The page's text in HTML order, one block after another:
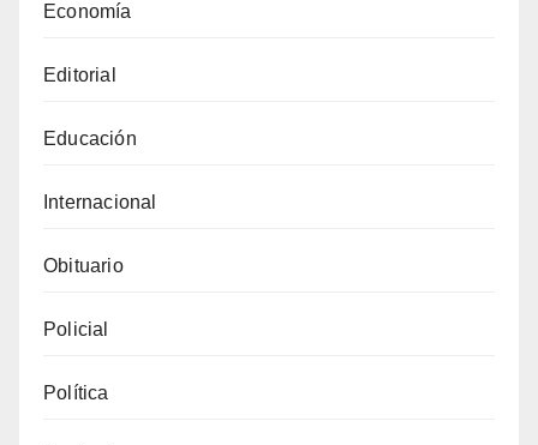
Economía
Editorial
Educación
Internacional
Obituario
Policial
Política